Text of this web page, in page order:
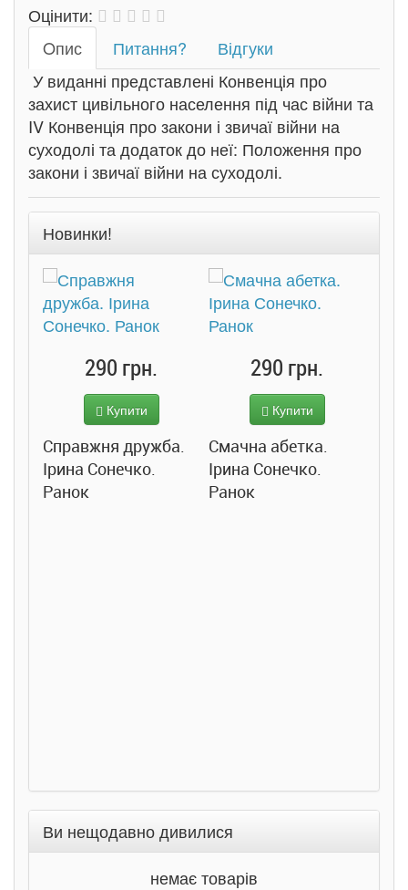
Оцінити:
Oпис
Питання?
Відгуки
У виданні представлені Конвенція про
захист цивільного населення під час війни та
IV Конвенція про закони і звичаї війни на
суходолі та додаток до неї: Положення про
закони і звичаї війни на суходолі.
Новинки!
290 грн.
Купити
Справжня дружба.
Ірина Сонечко.
Ранок
290 грн.
Купити
Смачна абетка.
Ірина Сонечко.
Ранок
Ви нещодавно дивилися
немає товарів